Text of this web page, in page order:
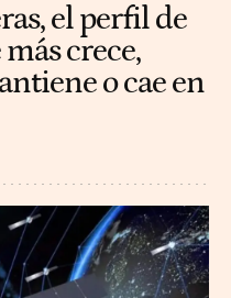
el perfil de
crece,
o cae en